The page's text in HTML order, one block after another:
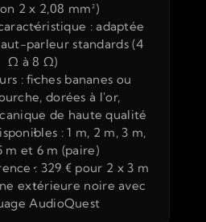
2 x 2,08 mm²)
: adaptée
parleur standards (4
Ω à 8 Ω)
: fiches bananes ou
dorées à l'or,
de haute qualité
: 1 m, 2 m, 3 m,
m et 6 m (paire)
: 329 € pour 2 x 3 m
extérieure noire avec
AudioQuest